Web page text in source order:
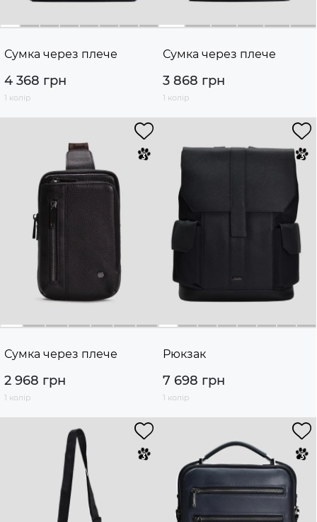
Сумка через плече
4 368 грн
1 колір
Сумка через плече
3 868 грн
1 колір
Сумка через плече
2 968 грн
1 колір
Рюкзак
7 698 грн
1 колір